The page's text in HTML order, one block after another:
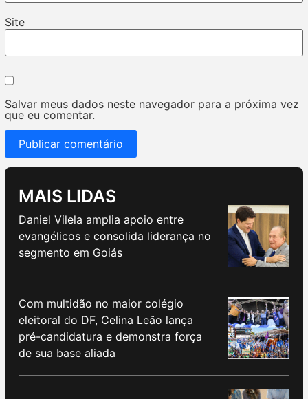
Site
Salvar meus dados neste navegador para a próxima vez
que eu comentar.
MAIS LIDAS
Daniel Vilela amplia apoio entre
evangélicos e consolida liderança no
segmento em Goiás
Com multidão no maior colégio
eleitoral do DF, Celina Leão lança
pré-candidatura e demonstra força
de sua base aliada